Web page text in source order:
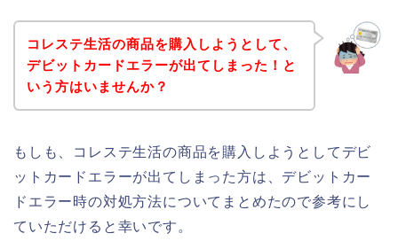
コレステ生活の商品を購入しようとして、
デビットカードエラーが出てしまった！と
いう方はいませんか？
もしも、コレステ生活の商品を購入しようとしてデビ
ットカードエラーが出てしまった方は、デビットカー
ドエラー時の対処方法についてまとめたので参考にし
ていただけると幸いです。